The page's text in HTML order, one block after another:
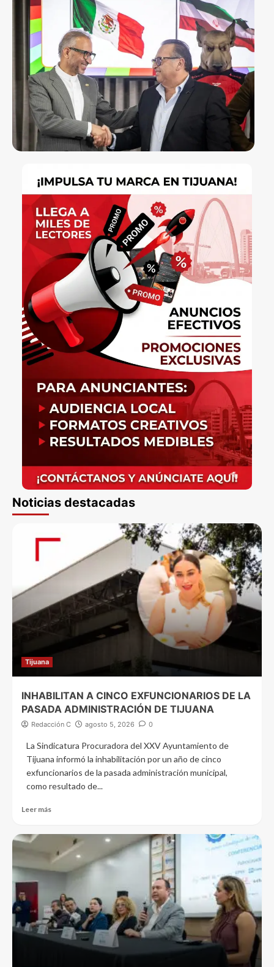
Noticias destacadas
Tijuana
INHABILITAN A CINCO EXFUNCIONARIOS DE LA
PASADA ADMINISTRACIÓN DE TIJUANA
Redacción C agosto 5, 2026 0
La Sindicatura Procuradora del XXV Ayuntamiento de
Tijuana informó la inhabilitación por un año de cinco
exfuncionarios de la pasada administración municipal,
como resultado de...
Leer más